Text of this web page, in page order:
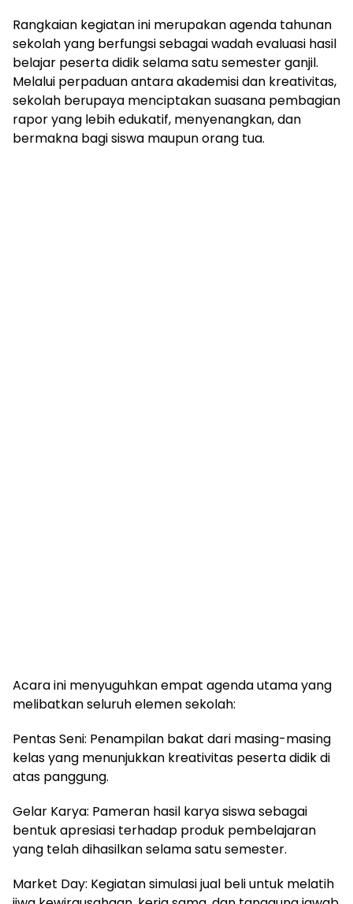
Rangkaian kegiatan ini merupakan agenda tahunan
sekolah yang berfungsi sebagai wadah evaluasi hasil
belajar peserta didik selama satu semester ganjil.
Melalui perpaduan antara akademisi dan kreativitas,
sekolah berupaya menciptakan suasana pembagian
rapor yang lebih edukatif, menyenangkan, dan
bermakna bagi siswa maupun orang tua.
Acara ini menyuguhkan empat agenda utama yang
melibatkan seluruh elemen sekolah:
Pentas Seni: Penampilan bakat dari masing-masing
kelas yang menunjukkan kreativitas peserta didik di
atas panggung.
Gelar Karya: Pameran hasil karya siswa sebagai
bentuk apresiasi terhadap produk pembelajaran
yang telah dihasilkan selama satu semester.
Market Day: Kegiatan simulasi jual beli untuk melatih